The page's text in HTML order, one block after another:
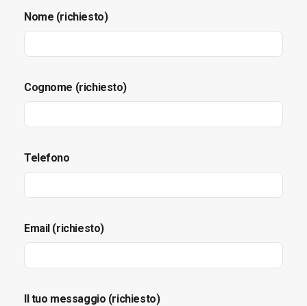
Nome (richiesto)
Cognome (richiesto)
Telefono
Email (richiesto)
Il tuo messaggio (richiesto)